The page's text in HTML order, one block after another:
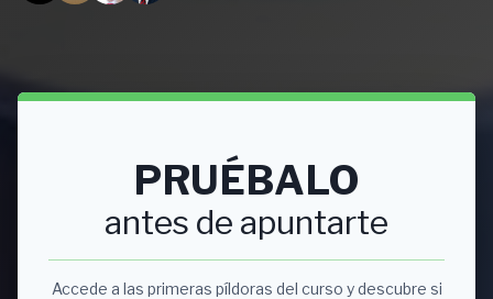
PRUÉBALO
antes de apuntarte
Accede a las primeras píldoras del curso y descubre si